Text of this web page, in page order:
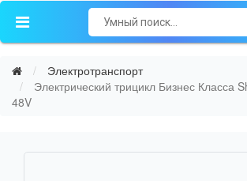
Электротранспорт
Электрический трицикл Бизнес Класса
48V